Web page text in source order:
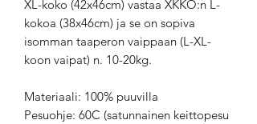
XL-koko (42x46cm) vastaa XKKO:n L-
kokoa (38x46cm) ja se on sopiva
isomman taaperon vaippaan (L-XL-
koon vaipat) n. 10-20kg.
Materiaali: 100% puuvilla
Pesuohje: 60C (satunnainen keittopesu